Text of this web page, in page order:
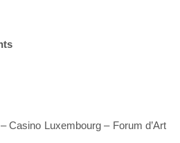
Casino Luxembourg – Forum d’Art